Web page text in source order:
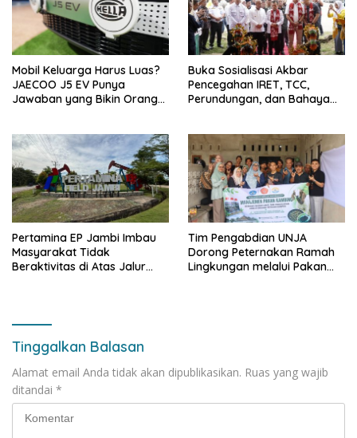
Mobil Keluarga Harus Luas?
JAECOO J5 EV Punya
Jawaban yang Bikin Orang
Buka Sosialisasi Akbar
Pencegahan IRET, TCC,
Perundungan, dan Bahaya
bisa jaga diri, 60% masa
depan sudah ada di tangan”
Pertamina EP Jambi Imbau
Masyarakat Tidak
Beraktivitas di Atas Jalur
Tim Pengabdian UNJA
Dorong Peternakan Ramah
Lingkungan melalui Pakan
Tinggalkan Balasan
Alamat email Anda tidak akan dipublikasikan. Ruas yang wajib
ditandai *